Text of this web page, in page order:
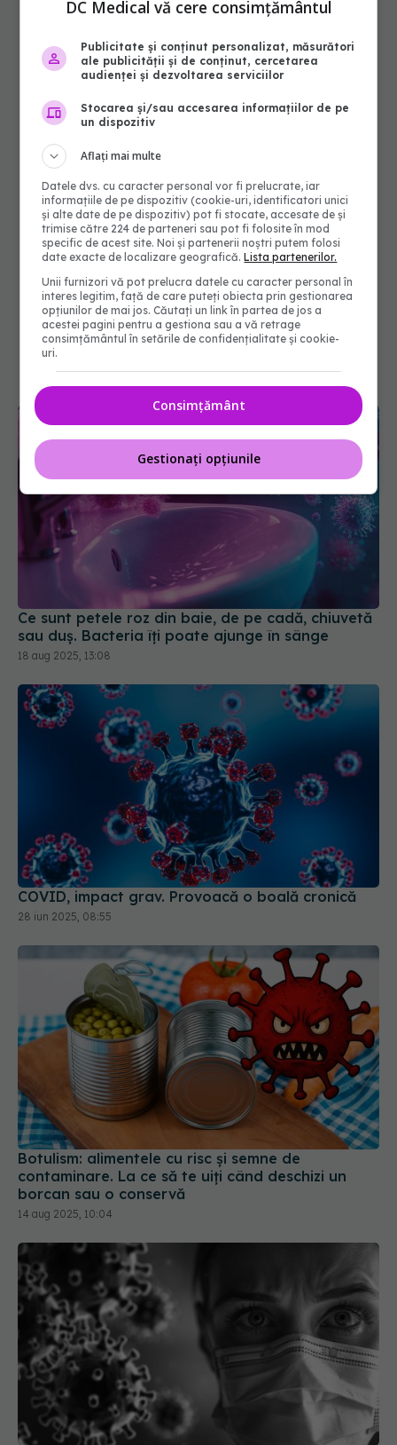
Ce sunt petele roz din baie, de pe cadă, chiuvetă
sau duș. Bacteria îți poate ajunge în sânge
18 aug 2025, 13:08
COVID, impact grav. Provoacă o boală cronică
28 iun 2025, 08:55
Botulism: alimentele cu risc și semne de
contaminare. La ce să te uiți când deschizi un
borcan sau o conservă
14 aug 2025, 10:04
DC Medical vă cere consimțământul
Publicitate și conținut personalizat, măsurători
ale publicității și de conținut, cercetarea
audienței și dezvoltarea serviciilor
Stocarea și/sau accesarea informațiilor de pe
un dispozitiv
Aflați mai multe
Datele dvs. cu caracter personal vor fi prelucrate, iar
informațiile de pe dispozitiv (cookie-uri, identificatori unici
și alte date de pe dispozitiv) pot fi stocate, accesate de și
trimise către 224 de parteneri sau pot fi folosite în mod
specific de acest site. Noi și partenerii noștri putem folosi
date exacte de localizare geografică.Lista partenerilor.
Unii furnizori vă pot prelucra datele cu caracter personal în
interes legitim, față de care puteți obiecta prin gestionarea
opțiunilor de mai jos. Căutați un link în partea de jos a
acestei pagini pentru a gestiona sau a vă retrage
consimțământul în setările de confidențialitate și cookie-
uri.
Consimțământ
Gestionați opțiunile